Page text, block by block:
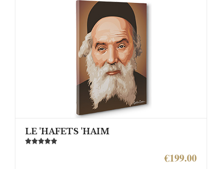
LE 'HAFETS 'HAIM
€199.00